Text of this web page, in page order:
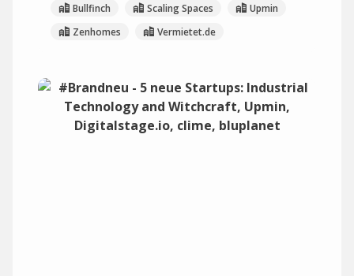
Bullfinch Scaling Spaces
Upmin
Zenhomes
Vermietet.de